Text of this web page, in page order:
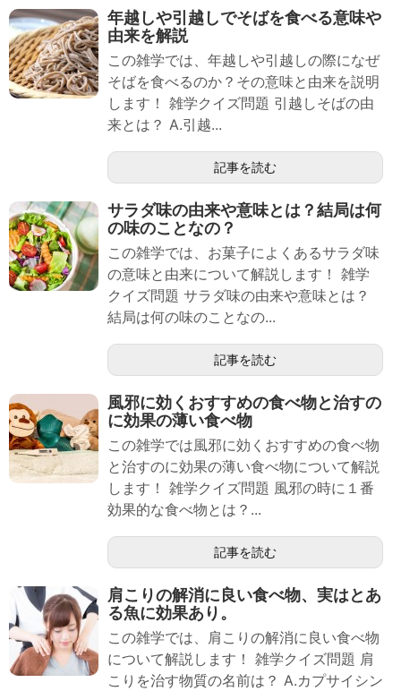
年越しや引越しでそばを食べる意味や
由来を解説
この雑学では、年越しや引越しの際になぜ
そばを食べるのか？その意味と由来を説明
します！ 雑学クイズ問題 引越しそばの由
来とは？ A.引越...
記事を読む
サラダ味の由来や意味とは？結局は何
の味のことなの？
この雑学では、お菓子によくあるサラダ味
の意味と由来について解説します！ 雑学
クイズ問題 サラダ味の由来や意味とは？
結局は何の味のことなの...
記事を読む
風邪に効くおすすめの食べ物と治すの
に効果の薄い食べ物
この雑学では風邪に効くおすすめの食べ物
と治すのに効果の薄い食べ物について解説
します！ 雑学クイズ問題 風邪の時に１番
効果的な食べ物とは？...
記事を読む
肩こりの解消に良い食べ物、実はとあ
る魚に効果あり。
この雑学では、肩こりの解消に良い食べ物
について解説します！ 雑学クイズ問題 肩
こりを治す物質の名前は？ A.カプサイシン